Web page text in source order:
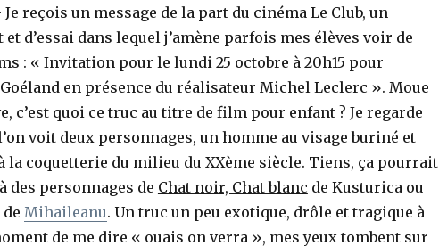
Je reçois un message de la part du cinéma Le Club, un
et d’essai dans lequel j’amène parfois mes élèves voir de
: « Invitation pour le lundi 25 octobre à 20h15 pour
en présence du réalisateur Michel Leclerc ». Moue
c’est quoi ce truc au titre de film pour enfant ? Je regarde
voit deux personnages, un homme au visage buriné et
la coquetterie du milieu du XXème siècle. Tiens, ça pourrait
des personnages de Chat noir, Chat blanc de Kusturica ou
de Mihaileanu. Un truc un peu exotique, drôle et tragique à
de me dire « ouais on verra », mes yeux tombent sur